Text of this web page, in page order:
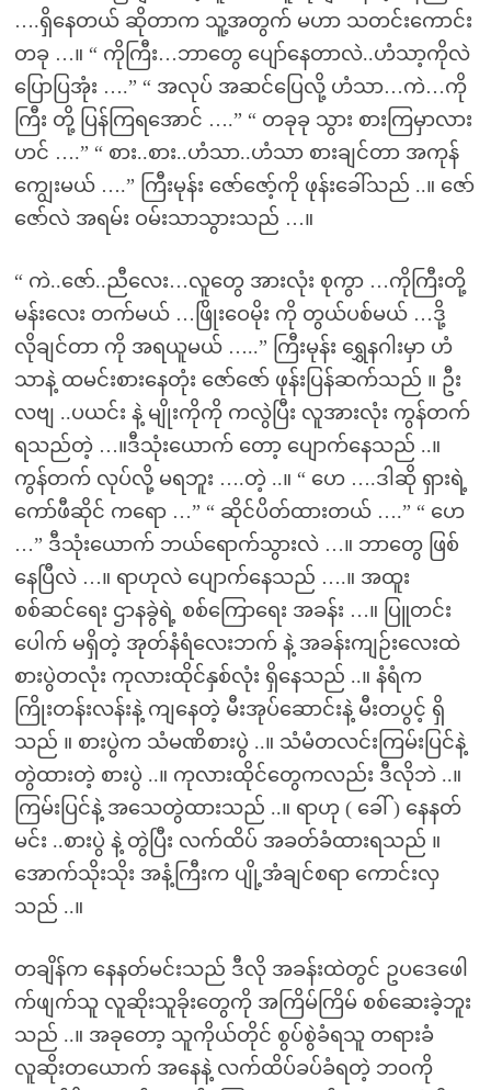
….ရှိနေတယ် ဆိုတာက သူ့အတွက် မဟာ သတင်းကောင်း
တခု …။ “ ကိုကြီး…ဘာတွေ ပျော်နေတာလဲ..ဟံသာ့ကိုလဲ
ပြောပြအုံး ….” “ အလုပ် အဆင်ပြေလို့ ဟံသာ…ကဲ…ကို
ကြီး တို့ ပြန်ကြရအောင် ….” “ တခုခု သွား စားကြမှာလား
ဟင် ….” “ စား..စား..ဟံသာ..ဟံသာ စားချင်တာ အကုန်
ကျွေးမယ် ….” ကြီးမုန်း ဇော်ဇော့်ကို ဖုန်းခေါ်သည် ..။ ဇော်
ဇော်လဲ အရမ်း ဝမ်းသာသွားသည် …။
“ ကဲ..ဇော်..ညီလေး…လူတွေ အားလုံး စုကွာ …ကိုကြီးတို့
မန်းလေး တက်မယ် …ဖြိုးဝေမိုး ကို တွယ်ပစ်မယ် …ဒို့
လိုချင်တာ ကို အရယူမယ် …..” ကြီးမုန်း ရွှေနဂါးမှာ ဟံ
သာနဲ့ ထမင်းစားနေတုံး ဇော်ဇော် ဖုန်းပြန်ဆက်သည် ။ ဦး
လဗျ ..ပယင်း နဲ့ မျိုးကိုကို ကလွဲပြီး လူအားလုံး ကွန်တက်
ရသည်တဲ့ …။ဒီသုံးယောက် တော့ ပျောက်နေသည် ..။
ကွန်တက် လုပ်လို့ မရဘူး ….တဲ့ ..။ “ ဟေ ….ဒါဆို ရှားရဲ့
ကော်ဖီဆိုင် ကရော …” “ ဆိုင်ပိတ်ထားတယ် ….” “ ဟေ
…” ဒီသုံးယောက် ဘယ်ရောက်သွားလဲ …။ ဘာတွေ ဖြစ်
နေပြီလဲ …။ ရာဟုလဲ ပျောက်နေသည် ….။ အထူး
စစ်ဆင်ရေး ဌာနခွဲရဲ့ စစ်ကြောရေး အခန်း …။ ပြူတင်း
ပေါက် မရှိတဲ့ အုတ်နံရံလေးဘက် နဲ့ အခန်းကျဉ်းလေးထဲ
စားပွဲတလုံး ကုလားထိုင်နှစ်လုံး ရှိနေသည် ..။ နံရံက
ကြိုးတန်းလန်းနဲ့ ကျနေတဲ့ မီးအုပ်ဆောင်းနဲ့ မီးတပွင့် ရှိ
သည် ။ စားပွဲက သံမဏိစားပွဲ ..။ သံမံတလင်းကြမ်းပြင်နဲ့
တွဲထားတဲ့ စားပွဲ ..။ ကုလားထိုင်တွေကလည်း ဒီလိုဘဲ ..။
ကြမ်းပြင်နဲ့ အသေတွဲထားသည် ..။ ရာဟု ( ခေါ် ) နေနတ်
မင်း ..စားပွဲ နဲ့ တွဲပြီး လက်ထိပ် အခတ်ခံထားရသည် ။
အောက်သိုးသိုး အနံ့ကြီးက ပျို့အံချင်စရာ ကောင်းလှ
သည် ..။
တချိန်က နေနတ်မင်းသည် ဒီလို အခန်းထဲတွင် ဥပဒေဖေါ
က်ဖျက်သူ လူဆိုးသူခိုးတွေကို အကြိမ်ကြိမ် စစ်ဆေးခဲ့ဘူး
သည် ..။ အခုတော့ သူကိုယ်တိုင် စွပ်စွဲခံရသူ တရားခံ
လူဆိုးတယောက် အနေနဲ့ လက်ထိပ်ခပ်ခံရတဲ့ ဘဝကို